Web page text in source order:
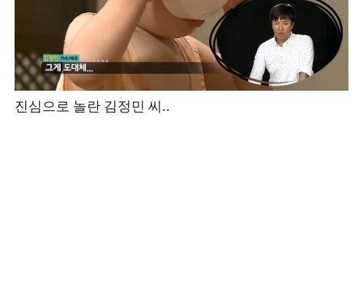
진심으로 놀란 김정민 씨..